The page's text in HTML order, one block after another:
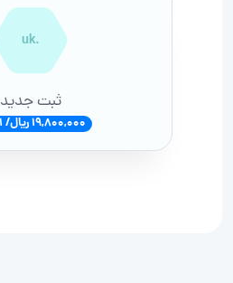
.uk
ثبت جدید
19,800,000 ریال/ 1 سال